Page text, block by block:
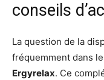
conseils
La question de la
fréquemment dans
Ergyrelax. Ce